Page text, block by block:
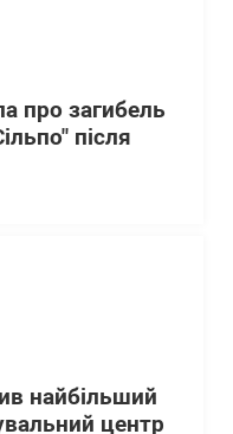
про загибель
після
найбільший
центр